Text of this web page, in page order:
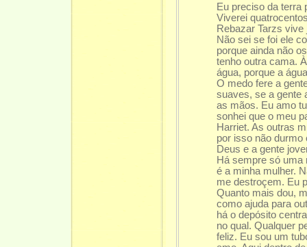
Eu preciso da terra
Viverei
Rebazar Tarzs
Não sei se foi ele
porque ainda não
tenho outra cama.
água, porque a
O medo fere a
suaves, se a gente
as mãos. Eu amo
sonhei que o meu
Harriet. As outras
por isso não
Deus e a gente
Há sempre só uma
é a minha mulher.
me destroçem. Eu
Quanto mais dou,
como ajuda para
há o depósito
no qual. Qualquer
feliz. Eu sou um